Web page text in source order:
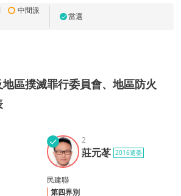
中間派
✓ 當選
區撲滅罪行委員會、地區防火
莊元
苳
✓ 2
莊元苳 2016選委
民建聯
第四界別